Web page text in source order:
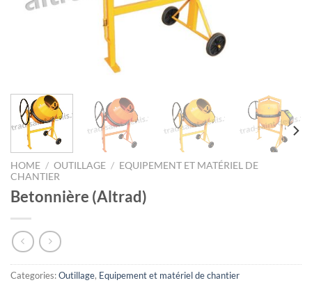
HOME / OUTILLAGE / EQUIPEMENT ET MATÉRIEL DE
CHANTIER
Betonnière (Altrad)
Categories:Outillage, Equipement et matériel de chantier